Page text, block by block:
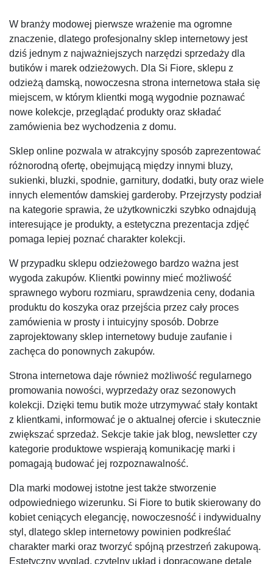
W branży modowej pierwsze wrażenie ma ogromne
znaczenie, dlatego profesjonalny sklep internetowy jest
dziś jednym z najważniejszych narzędzi sprzedaży dla
butików i marek odzieżowych. Dla Si Fiore, sklepu z
odzieżą damską, nowoczesna strona internetowa stała się
miejscem, w którym klientki mogą wygodnie poznawać
nowe kolekcje, przeglądać produkty oraz składać
zamówienia bez wychodzenia z domu.
Sklep online pozwala w atrakcyjny sposób zaprezentować
różnorodną ofertę, obejmującą między innymi bluzy,
sukienki, bluzki, spodnie, garnitury, dodatki, buty oraz wiele
innych elementów damskiej garderoby. Przejrzysty podział
na kategorie sprawia, że użytkowniczki szybko odnajdują
interesujące je produkty, a estetyczna prezentacja zdjęć
pomaga lepiej poznać charakter kolekcji.
W przypadku sklepu odzieżowego bardzo ważna jest
wygoda zakupów. Klientki powinny mieć możliwość
sprawnego wyboru rozmiaru, sprawdzenia ceny, dodania
produktu do koszyka oraz przejścia przez cały proces
zamówienia w prosty i intuicyjny sposób. Dobrze
zaprojektowany sklep internetowy buduje zaufanie i
zachęca do ponownych zakupów.
Strona internetowa daje również możliwość regularnego
promowania nowości, wyprzedaży oraz sezonowych
kolekcji. Dzięki temu butik może utrzymywać stały kontakt
z klientkami, informować je o aktualnej ofercie i skutecznie
zwiększać sprzedaż. Sekcje takie jak blog, newsletter czy
kategorie produktowe wspierają komunikację marki i
pomagają budować jej rozpoznawalność.
Dla marki modowej istotne jest także stworzenie
odpowiedniego wizerunku. Si Fiore to butik skierowany do
kobiet ceniących elegancję, nowoczesność i indywidualny
styl, dlatego sklep internetowy powinien podkreślać
charakter marki oraz tworzyć spójną przestrzeń zakupową.
Estetyczny wygląd, czytelny układ i dopracowane detale